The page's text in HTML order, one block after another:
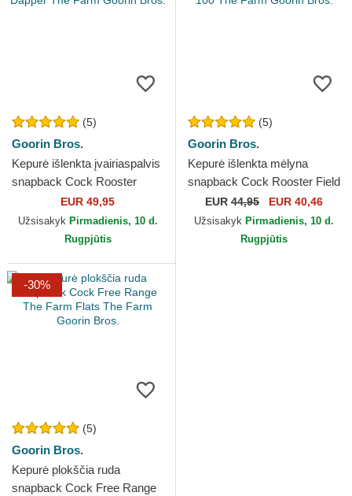
(5)
Goorin Bros.
Kepurė išlenkta įvairiaspalvis
snapback Cock Rooster
Verry Dapper The Farm
Goorin Bros.
EUR 49,95
Užsisakyk Pirmadienis, 10 d.
Rugpjūtis
(5)
Goorin Bros.
Kepurė išlenkta mėlyna
snapback Cock Rooster Field
100 The Farm Goorin Bros.
EUR 44,95 EUR 40,46
Užsisakyk Pirmadienis, 10 d.
Rugpjūtis
-30%
(5)
Goorin Bros.
Kepurė plokščia ruda
snapback Cock Free Range